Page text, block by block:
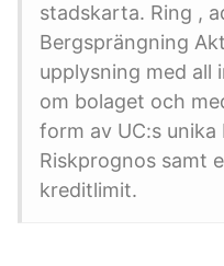
stadskarta. Ring ,
Bergsprängning
upplysning med all
om bolaget och
form av UC:s unika
Riskprognos samt
kreditlimit.